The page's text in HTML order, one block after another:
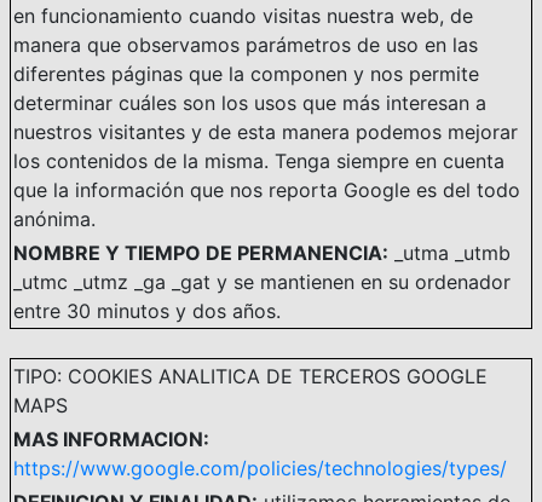
en funcionamiento cuando visitas nuestra web, de
manera que observamos parámetros de uso en las
diferentes páginas que la componen y nos permite
determinar cuáles son los usos que más interesan a
nuestros visitantes y de esta manera podemos mejorar
los contenidos de la misma. Tenga siempre en cuenta
que la información que nos reporta Google es del todo
anónima.
NOMBRE Y TIEMPO DE PERMANENCIA: _utma _utmb
_utmc _utmz _ga _gat y se mantienen en su ordenador
entre 30 minutos y dos años.
TIPO: COOKIES ANALITICA DE TERCEROS GOOGLE
MAPS
MAS INFORMACION:
https://www.google.com/policies/technologies/types/